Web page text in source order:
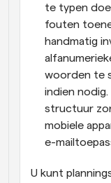
te typen
fouten
handmatig
woorden te
indien nodig.
structuur
mobiele
e-
U kunt